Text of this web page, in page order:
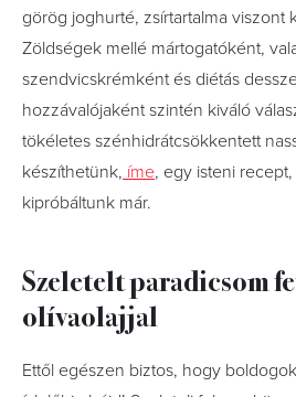
görög joghurté, zsírtartalma viszont
Zöldségek mellé mártogatóként,
szendvicskrémként és diétás
hozzávalójaként szintén kiváló
tökéletes szénhidrátcsökkentett
készíthetünk, íme, egy isteni
kipróbáltunk már.
Szeletelt paradicsom
olívaolajjal
Ettől egészen biztos, hogy